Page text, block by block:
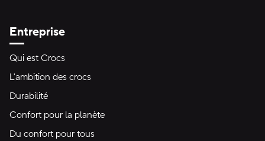
Entreprise
Qui est Crocs
L'ambition des crocs
Durabilité
Confort pour la planète
Du confort pour tous